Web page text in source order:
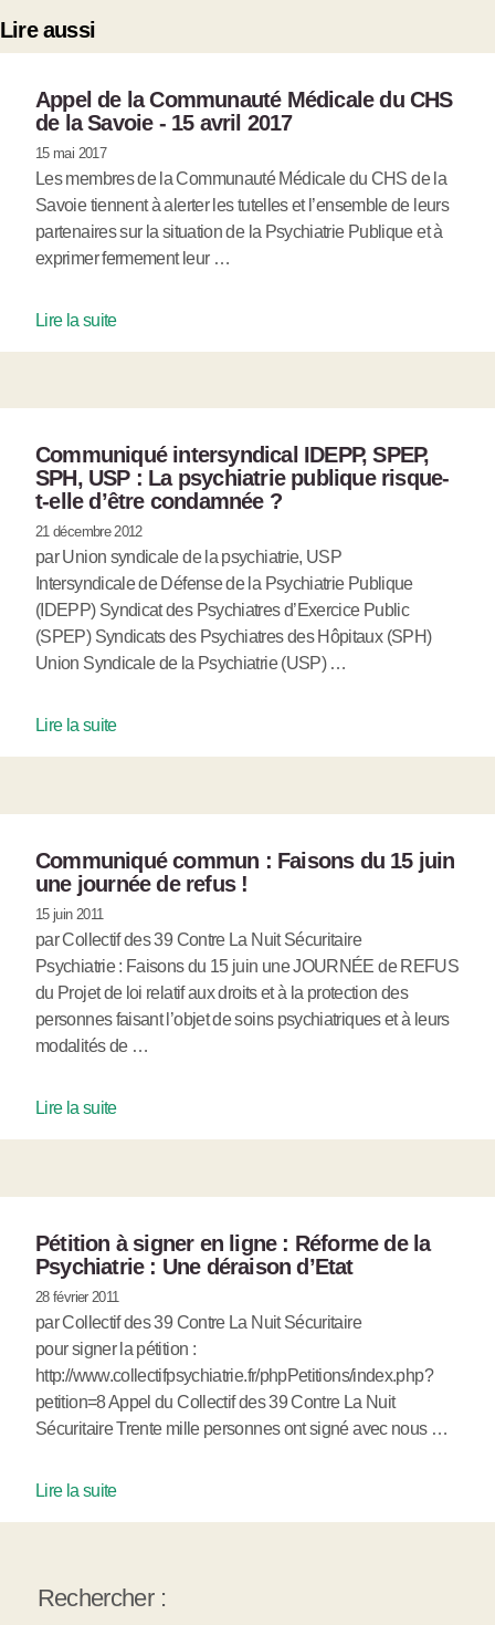
Lire aussi
Appel de la Communauté Médicale du CHS
de la Savoie - 15 avril 2017
15 mai 2017
Les membres de la Communauté Médicale du CHS de la
Savoie tiennent à alerter les tutelles et l’ensemble de leurs
partenaires sur la situation de la Psychiatrie Publique et à
exprimer fermement leur …
Lire la suite
Communiqué intersyndical IDEPP, SPEP,
SPH, USP : La psychiatrie publique risque-
t-elle d’être condamnée ?
21 décembre 2012
par Union syndicale de la psychiatrie, USP
Intersyndicale de Défense de la Psychiatrie Publique
(IDEPP) Syndicat des Psychiatres d’Exercice Public
(SPEP) Syndicats des Psychiatres des Hôpitaux (SPH)
Union Syndicale de la Psychiatrie (USP) …
Lire la suite
Communiqué commun : Faisons du 15 juin
une journée de refus !
15 juin 2011
par Collectif des 39 Contre La Nuit Sécuritaire
Psychiatrie : Faisons du 15 juin une JOURNÉE de REFUS
du Projet de loi relatif aux droits et à la protection des
personnes faisant l’objet de soins psychiatriques et à leurs
modalités de …
Lire la suite
Pétition à signer en ligne : Réforme de la
Psychiatrie : Une déraison d’Etat
28 février 2011
par Collectif des 39 Contre La Nuit Sécuritaire
pour signer la pétition :
http://www.collectifpsychiatrie.fr/phpPetitions/index.php?
petition=8 Appel du Collectif des 39 Contre La Nuit
Sécuritaire Trente mille personnes ont signé avec nous …
Lire la suite
Rechercher :